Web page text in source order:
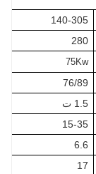
140-305
280
75Kw
76/89
1.5 ت
15-35
6.6
17